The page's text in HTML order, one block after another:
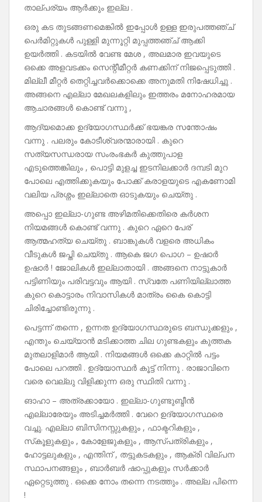
താല്പര്യം ആർക്കും ഇല്ല .
ഒരു കട തുടങ്ങണമെങ്കിൽ ഇപ്പോൾ ഉള്ള ഇരുപത്തഞ്ച്
പെർമിറ്റുകൾ പുള്ളി മുന്നൂറ്റി മുപ്പത്തഞ്ച് ആക്കി
ഉയർത്തി . കടയിൽ വേണ്ട മേശ , അലമാര ഇവയുടെ
ഒക്കെ അളവടക്കം സെന്റീമീറ്റർ കണക്കിന് നിജപ്പെടുത്തി .
മില്ലീ മീറ്റർ തെറ്റിച്ചവർക്കൊക്കെ അനുമതി നിഷേധിച്ചു .
അങ്ങനെ എല്ലാ മേഖലകളിലും ഇത്തരം മനോഹരമായ
ആചാരങ്ങൾ കൊണ്ട് വന്നു ,
ആദ്യമൊക്ക ഉദ്യോഗസ്ഥർക്ക് ഭയങ്കര സന്തോഷം
വന്നു . പലരും കോടീശ്വരന്മാരായി . കുറെ
സത്യസന്ധരായ സംരംഭകർ കുത്തുപാള
എടുത്തെങ്കിലും , പൊട്ടി മുളച്ച ഇടനിലക്കാർ ദമ്പടി മുറ
പോലെ എത്തിക്കുകയും പോക്ക് കരാളയുടെ എകണോമി
വലിയ പ്രശ്നം ഇല്ലാതെ ഓടുകയും ചെയ്തു .
അപ്പൊ ഇല്ലാ-ഗുണ്ട അഴിമതിക്കെതിരെ കർശന
നിയമങ്ങൾ കൊണ്ട് വന്നു . കുറെ ഏറെ പേര്
ആത്മഹത്യ ചെയ്തു . ബാങ്കുകൾ വളരെ അധികം
വീടുകൾ ജപ്തി ചെയ്തു . ആകെ ജഗ പൊഗ – ഉഷാർ
ഉഷാർ ! ജോലികൾ ഇല്ലാതായി . അങ്ങനെ നാട്ടുകാർ
പട്ടിണിയും പരിവട്ടവും ആയി . സ്വതേ പണിയില്ലാത്ത
കുറെ കൊട്ടാരം നിവാസികൾ മാത്രം കൈ കൊട്ടി
ചിരിച്ചോണ്ടിരുന്നു .
പെട്ടന്ന് തന്നെ , ഉന്നത ഉദ്യോഗസ്ഥരുടെ ബന്ധുക്കളും ,
എന്തും ചെയ്യാൻ മടിക്കാത്ത ചില ഗുണ്ടകളും കുത്തക
മുതലാളിമാർ ആയി . നിയമങ്ങൾ ഒക്കെ കാറ്റിൽ പട്ടം
പോലെ പറത്തി . ഉദ്യോസ്ഥർ കൂട്ട് നിന്നു . രാജാവിനെ
വരെ വെല്ലു വിളിക്കുന്ന ഒരു സ്ഥിതി വന്നു .
ങാഹാ – അത്രക്കായോ . ഇല്ലാ-ഗുണ്ടുബ്ദീൻ
എല്ലാരേയും അടിച്ചമർത്തി . വേറെ ഉദ്യോഗസ്ഥരെ
വച്ചു. എല്ലാ ബിസിനസ്സുകളും , ഫാക്ടറികളും ,
സ്‌കൂളുകളും , കോളേജുകളും , ആസ്പത്രികളും ,
ഹോട്ടലുകളും , എന്തിന് , തട്ടുകടകളും , ആക്രി വില്പന
സ്ഥാപനങ്ങളും , ബാർബർ ഷാപ്പുകളും സർക്കാർ
ഏറ്റെടുത്തു . ഒക്കെ നോം തന്നെ നടത്തും . അല്ല പിന്നെ
!